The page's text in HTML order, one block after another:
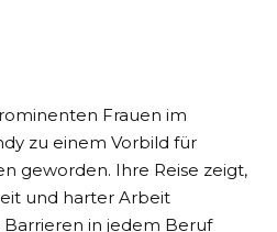
Frauen im
zu einem Vorbild für
geworden. Ihre Reise zeigt,
und harter Arbeit
in jedem Beruf